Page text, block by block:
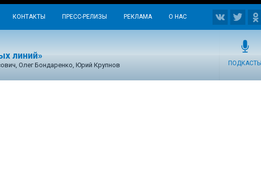
КОНТАКТЫ ПРЕСС-РЕЛИЗЫ РЕКЛАМА О НАС
линий»
Олег Бондаренко, Юрий Крупнов ПОДКАСТЫ